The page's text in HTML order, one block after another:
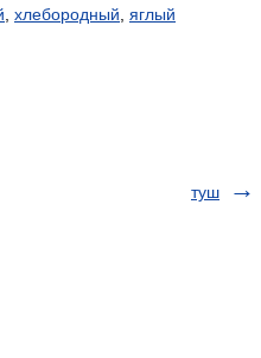
хлебородный яглый
туш